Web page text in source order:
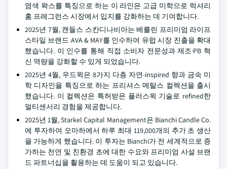
염색 왁스를 특징으로 하는 이 라인은 고급 미학으로 럭셔리
홈 프레그런스 시장에서 입지를 강화하는 데 기여합니다.
2025년 7월, 캔들스 스칸디나비아는 베를린 프리미엄 라이프
스타일 브랜드 AVA & MAY를 인수하여 유럽 시장 진출을 확대
했습니다. 이 인수를 통해 직접 소비자 전문성과 제조·PB 혁
신 역량을 강화할 수 있게 되었습니다.
2025년 4월, 우드윅은 8가지 다층 자연-inspired 향과 금속 미
학 디자인을 특징으로 하는 프리셔스 메탈스 컬렉션을 출시
했습니다. 이 컬렉션은 특허받은 플러스윅 기술로 refined한
멀티센서리 경험을 제공합니다.
2025년 1월, Starkel Capital Management은 Bianchi Candle Co.
에 투자하여 오마하에서 하루 최대 119,000개의 추가 초 생산
을 가능하게 했습니다. 이 투자는 Bianchi가 전 세계적으로 증
가하는 천연 및 친환경 초에 대한 수요와 프리미엄 사설 브랜
드 파트너십을 활용하는 데 도움이 되고 있습니다.